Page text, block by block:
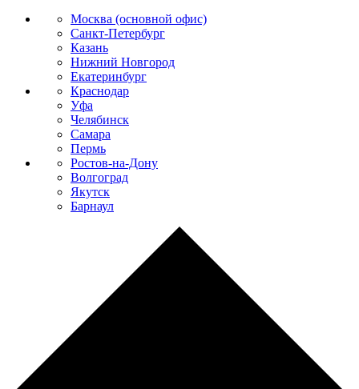
Москва (основной офис)
Санкт-Петербург
Казань
Нижний Новгород
Екатеринбург
Краснодар
Уфа
Челябинск
Самара
Пермь
Ростов-на-Дону
Волгоград
Якутск
Барнаул